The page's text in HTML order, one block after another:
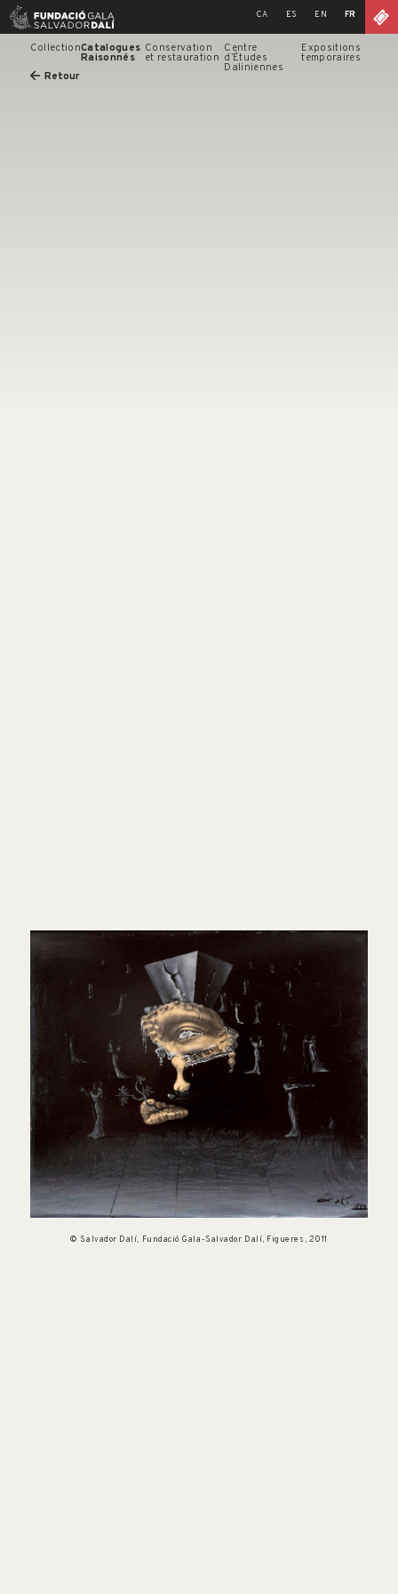
Skip
CA ES EN FR
CollectionCatalogues
Raisonnés
Conservation
et restauration
Centre
d’Études
Daliniennes
Expositions
temporaires
© Salvador Dalí, Fundació Gala-Salvador Dalí, Figueres, 2011
Retour